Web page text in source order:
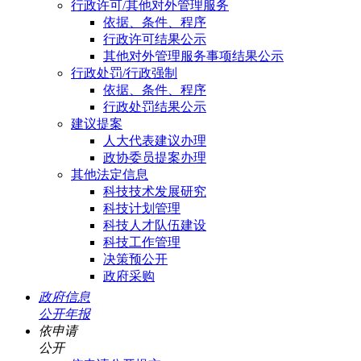
行政许可/其他对外管理服务
依据、条件、程序
行政许可结果公示
其他对外管理服务事项结果公示
行政处罚/行政强制
依据、条件、程序
行政处罚结果公示
建议提案
人大代表建议办理
政协委员提案办理
其他法定信息
科技技术发展研究
科技计划管理
科技人才队伍建设
科技工作管理
决策预公开
政府采购
政府信息
公开年报
依申请
公开